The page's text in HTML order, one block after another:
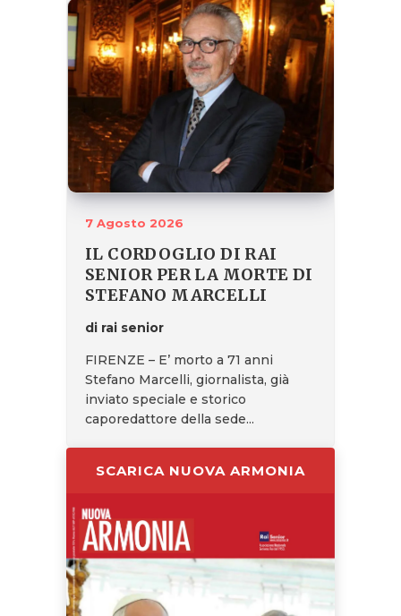
7 Agosto 2026
IL CORDOGLIO DI RAI
SENIOR PER LA MORTE DI
STEFANO MARCELLI
di rai senior
FIRENZE – E’ morto a 71 anni
Stefano Marcelli, giornalista, già
inviato speciale e storico
caporedattore della sede...
SCARICA NUOVA ARMONIA